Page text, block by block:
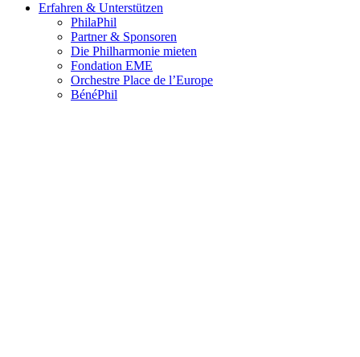
Erfahren & Unterstützen
PhilaPhil
Partner & Sponsoren
Die Philharmonie mieten
Fondation EME
Orchestre Place de l’Europe
BénéPhil